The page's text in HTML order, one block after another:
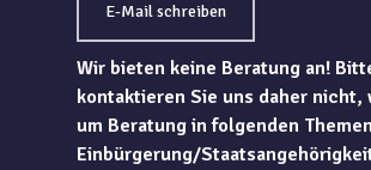
E-Mail schreiben
Wir bieten keine Beratung an!
kontaktieren Sie uns daher nicht,
um Beratung in folgenden
Einbürgerung/